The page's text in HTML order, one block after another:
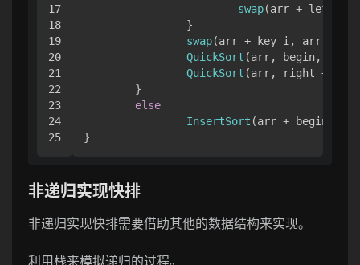
17
18
19
20
21
22
23
24
swap(arr + left,
swap(arr + key_i, arr +
QuickSort (arr, begin,
QuickSort (arr, right +
else
InsertSort (arr + begin,
}
非递归实现快排
非递归实现快排需要借助其他的数据结构来实现。
利用栈来模拟递归的过程。